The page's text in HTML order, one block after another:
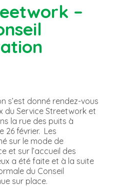
–
s’est donné rendez-vous
du Service Streetwork et
la rue des puits à
26 février. Les
sur le mode de
et sur l’accueil des
a été faite et à la suite
du Conseil
sur place.